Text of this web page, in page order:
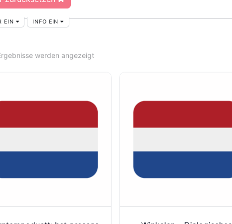
EIN INFO EIN
werden angezeigt